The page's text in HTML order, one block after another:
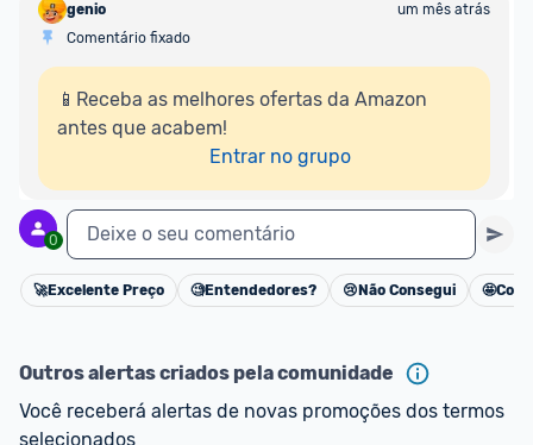
genio
um mês atrás
Comentário fixado
📱Receba as melhores ofertas da Amazon
antes que acabem!
Entrar no grupo
0 Deixe o seu comentário
Cancelar
🚀Excelente Preço 🧐Entendedores? 😢 Não Consegui 🤩
Outros alertas criados pela comunidade
Você receberá alertas de novas promoções dos termos
selecionados